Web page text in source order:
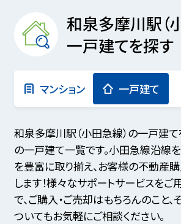
和泉多摩川駅（
一戸建てを探
マンション 一戸建て
和泉多摩川駅（小田急線）の一戸建
の一戸建て一覧です。小田急線沿線
を豊富に取り揃え、お客様の不動産
します！様々なサポートサービスをご
で、ご購入・ご売却はもちろんのこと
ついてもお気軽にご相談ください。